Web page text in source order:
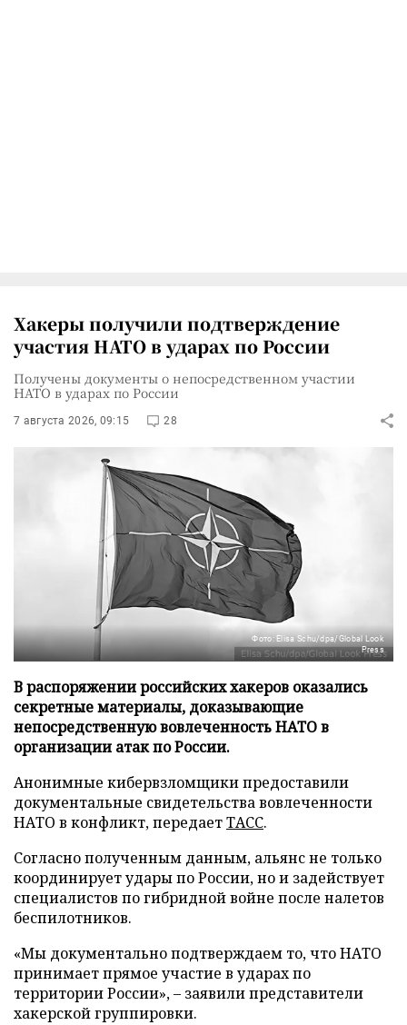
Хакеры получили подтверждение
участия НАТО в ударах по России
Получены документы о непосредственном участии
НАТО в ударах по России
7 августа 2026, 09:15 28
Фото: Elisa Schu/dpa/Global Look
Press
В распоряжении российских хакеров оказались
секретные материалы, доказывающие
непосредственную вовлеченность НАТО в
организации атак по России.
Анонимные кибервзломщики предоставили
документальные свидетельства вовлеченности
НАТО в конфликт, передаетТАСС.
Согласно полученным данным, альянс не только
координирует удары по России, но и задействует
специалистов по гибридной войне после налетов
беспилотников.
«Мы документально подтверждаем то, что НАТО
принимает прямое участие в ударах по
территории России», – заявили представители
хакерской группировки.